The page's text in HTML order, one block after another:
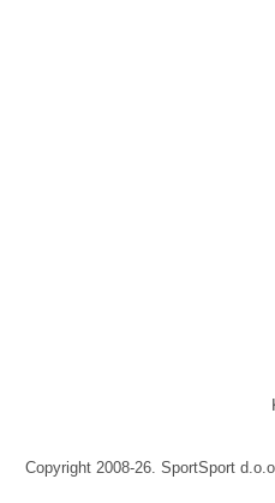
Copyright 2008-26. SportSport